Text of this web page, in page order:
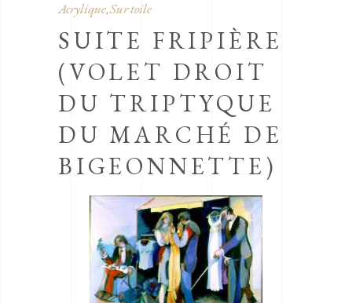
Acrylique, Sur toile
SUITE FRIPIÈRE
(VOLET DROIT
DU TRIPTYQUE
DU MARCHÉ DE
BIGEONNETTE)